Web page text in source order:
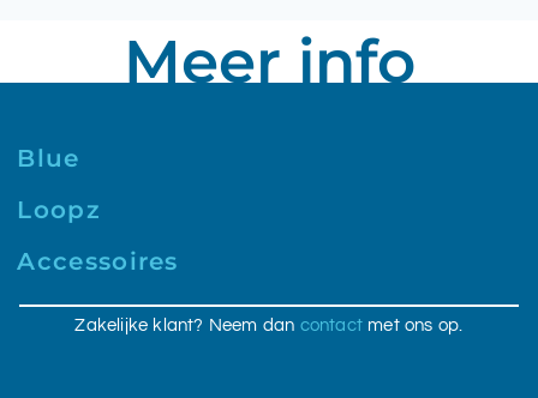
Meer info
Blue
Loopz
Accessoires
Zakelijke klant? Neem dan contact met ons op.